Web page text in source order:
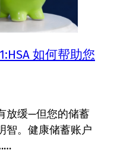
如何帮助您
放缓—但您的储蓄
智。健康储蓄账户